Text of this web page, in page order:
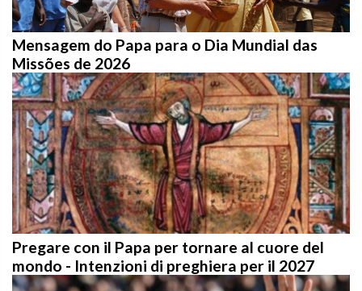
Mensagem do Papa para o Dia Mundial das
Missões de 2026
Pregare con il Papa per tornare al cuore del
mondo - Intenzioni di preghiera per il 2027